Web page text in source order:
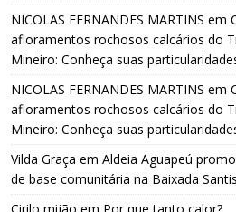
NICOLAS FERNANDES MARTINS em
afloramentos rochosos calcários do
Mineiro: Conheça suas
NICOLAS FERNANDES MARTINS em
afloramentos rochosos calcários do
Mineiro: Conheça suas
Vilda Graça em Aldeia Aguapeú
de base comunitária na Baixada